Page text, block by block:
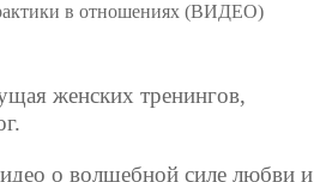
в отношениях (ВИДЕО)
женских тренингов,
о волшебной силе любви и